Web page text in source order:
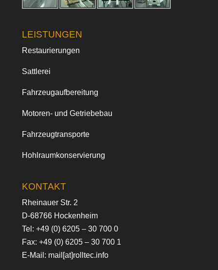
LEISTUNGEN
Restaurierungen
Sattlerei
Fahrzeugaufbereitung
Motoren- und Getriebebau
Fahrzeugtransporte
Hohlraumkonservierung
KONTAKT
Rheinauer Str. 2
D-68766 Hockenheim
Tel: +49 (0) 6205 – 30 700 0
Fax: +49 (0) 6205 – 30 700 1
E-Mail: mail[at]rolltec.info